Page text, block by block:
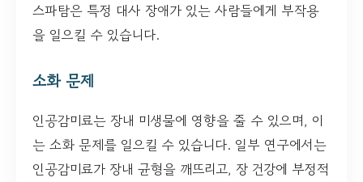
스파탐은 특정 대사 장애가 있는 사람들에게 부작용
을 일으킬 수 있습니다.
소화 문제
인공감미료는 장내 미생물에 영향을 줄 수 있으며, 이
는 소화 문제를 일으킬 수 있습니다. 일부 연구에서는
인공감미료가 장내 균형을 깨뜨리고, 장 건강에 부정적